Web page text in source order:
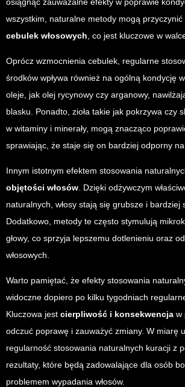
wszystkim, naturalne metody mogą przyczynić
cebulek włosowych , co jest kluczowe w
Oprócz wzmocnienia cebulek, regularne
środków wpływa również na ogólną kondycję
oleje, jak olej rycynowy czy arganowy,
blasku. Ponadto, zioła takie jak pokrzywa czy
w witaminy i minerały, mogą znacząco
sprawiając, że staje się on bardziej odporny na
Innym istotnym efektem stosowania
objętości włosów . Dzięki odżywczym
naturalnych, włosy stają się grubsze i bardziej
Dodatkowo, metody te często stymulują
głowy, co sprzyja lepszemu dotlenieniu oraz
włosowych.
Warto pamiętać, że efekty stosowania
widoczne dopiero po kilku tygodniach
Kluczowa jest cierpliwość i konsekwencja w
odczuć poprawę i zauważyć zmiany. W miarę
regularność stosowania naturalnych kuracji z
rezultaty, które będą zadowalające dla osób
problemem wypadania włosów.